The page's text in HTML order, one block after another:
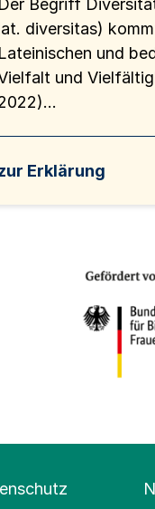
Der Begriff
diversitas)
Lateinischen und
und
Erklärung